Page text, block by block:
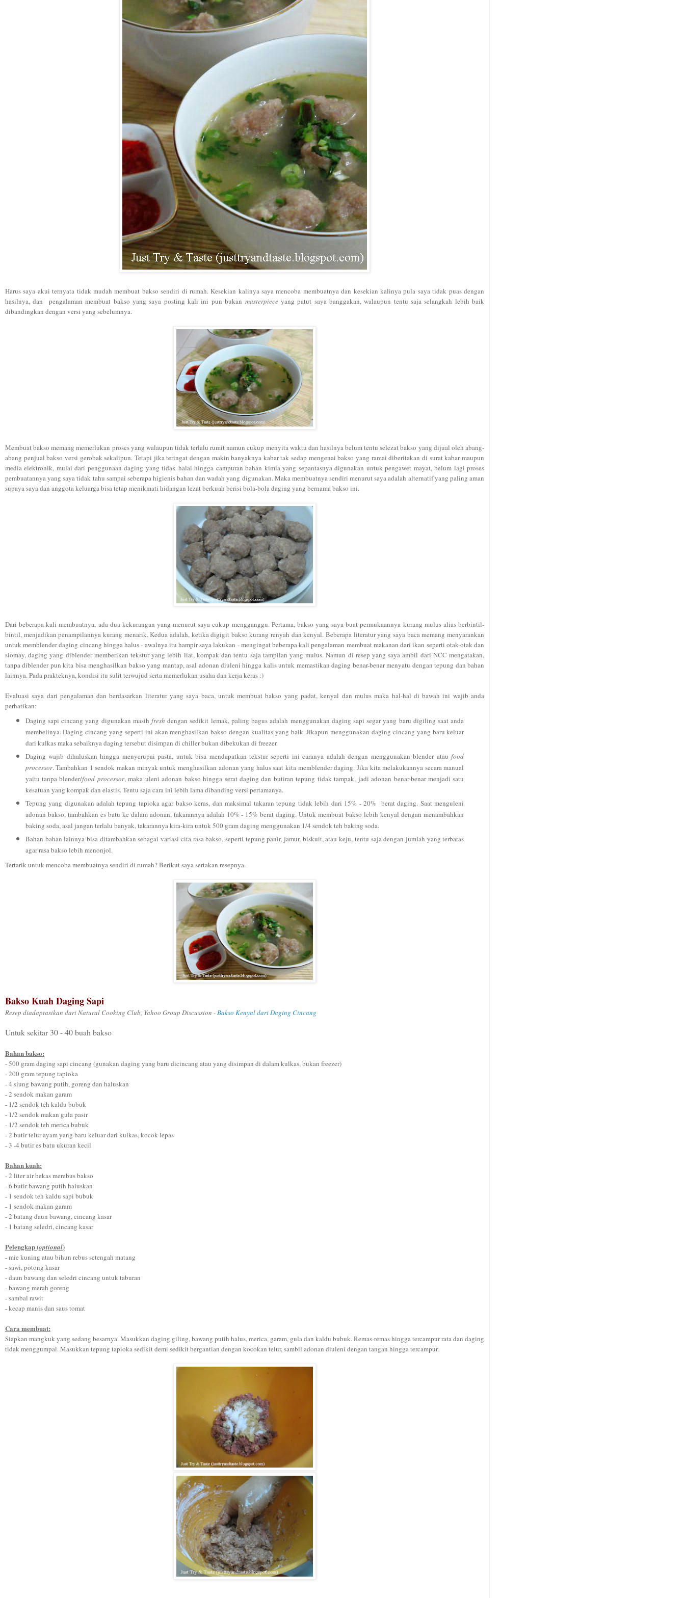
Harus saya akui ternyata tidak mudah membuat bakso sendiri di rumah. Kesekian kalinya saya mencoba membuatnya dan kesekian kalinya pula saya tidak puas dengan
hasilnya, dan pengalaman membuat bakso yang saya posting kali ini pun bukan masterpieceyang patut saya banggakan, walaupun tentu saja selangkah lebih baik
dibandingkan dengan versi yang sebelumnya.
Membuat bakso memang memerlukan proses yang walaupun tidak terlalu rumit namun cukup menyita waktu dan hasilnya belum tentu selezat bakso yang dijual oleh abang-
abang penjual bakso versi gerobak sekalipun. Tetapi jika teringat dengan makin banyaknya kabar tak sedap mengenai bakso yang ramai diberitakan di surat kabar maupun
media elektronik, mulai dari penggunaan daging yang tidak halal hingga campuran bahan kimia yang sepantasnya digunakan untuk pengawet mayat, belum lagi proses
pembuatannya yang saya tidak tahu sampai seberapa higienis bahan dan wadah yang digunakan. Maka membuatnya sendiri menurut saya adalah alternatif yang paling aman
supaya saya dan anggota keluarga bisa tetap menikmati hidangan lezat berkuah berisi bola-bola daging yang bernama bakso ini.
Dari beberapa kali membuatnya, ada dua kekurangan yang menurut saya cukup mengganggu. Pertama, bakso yang saya buat permukaannya kurang mulus alias berbintil-
bintil, menjadikan penampilannya kurang menarik. Kedua adalah, ketika digigit bakso kurang renyah dan kenyal. Beberapa literatur yang saya baca memang menyarankan
untuk memblender daging cincang hingga halus - awalnya itu hampir saya lakukan - mengingat beberapa kali pengalaman membuat makanan dari ikan seperti otak-otak dan
siomay, daging yang diblender memberikan tekstur yang lebih liat, kompak dan tentu saja tampilan yang mulus. Namun di resep yang saya ambil dari NCC mengatakan,
tanpa diblender pun kita bisa menghasilkan bakso yang mantap, asal adonan diuleni hingga kalis untuk memastikan daging benar-benar menyatu dengan tepung dan bahan
lainnya. Pada prakteknya, kondisi itu sulit terwujud serta memerlukan usaha dan kerja keras :)
Evaluasi saya dari pengalaman dan berdasarkan literatur yang saya baca, untuk membuat bakso yang padat, kenyal dan mulus maka hal-hal di bawah ini wajib anda
perhatikan:
Daging sapi cincang yang digunakan masih fresh dengan sedikit lemak, paling bagus adalah menggunakan daging sapi segar yang baru digiling saat anda
membelinya. Daging cincang yang seperti ini akan menghasilkan bakso dengan kualitas yang baik. Jikapun menggunakan daging cincang yang baru keluar
dari kulkas maka sebaiknya daging tersebut disimpan di chiller bukan dibekukan di freezer.
Daging wajib dihaluskan hingga menyerupai pasta, untuk bisa mendapatkan tekstur seperti ini caranya adalah dengan menggunakan blender ataufood
processor. Tambahkan 1 sendok makan minyak untuk menghasilkan adonan yang halus saat kita memblender daging. Jika kita melakukannya secara manual
yaitu tanpa blender/food processor, maka uleni adonan bakso hingga serat daging dan butiran tepung tidak tampak, jadi adonan benar-benar menjadi satu
kesatuan yang kompak dan elastis. Tentu saja cara ini lebih lama dibanding versi pertamanya.
Tepung yang digunakan adalah tepung tapioka agar bakso keras, dan maksimal takaran tepung tidak lebih dari 15% - 20% berat daging. Saat menguleni
adonan bakso, tambahkan es batu ke dalam adonan, takarannya adalah 10% - 15% berat daging. Untuk membuat bakso lebih kenyal dengan menambahkan
baking soda, asal jangan terlalu banyak, takarannya kira-kira untuk 500 gram daging menggunakan 1/4 sendok teh baking soda.
Bahan-bahan lainnya bisa ditambahkan sebagai variasi cita rasa bakso, seperti tepung panir, jamur, biskuit, atau keju, tentu saja dengan jumlah yang terbatas
agar rasa bakso lebih menonjol.
Tertarik untuk mencoba membuatnya sendiri di rumah? Berikut saya sertakan resepnya.
Bakso Kuah Daging Sapi
Resep diadaptasikan dariNatural Cooking Club, Yahoo Group Discussion -Bakso Kenyal dari Daging Cincang
Untuk sekitar 30 - 40 buah bakso
Bahan bakso:
- 500 gram daging sapi cincang (gunakan daging yang baru dicincang atau yang disimpan di dalam kulkas, bukan freezer)
- 200 gram tepung tapioka
- 4 siung bawang putih, goreng dan haluskan
- 2 sendok makan garam
- 1/2 sendok teh kaldu bubuk
- 1/2 sendok makan gula pasir
- 1/2 sendok teh merica bubuk
- 2 butir telur ayam yang baru keluar dari kulkas, kocok lepas
- 3 -4 butir es batu ukuran kecil
Bahan kuah:
- 2 liter air bekas merebus bakso
- 6 butir bawang putih haluskan
- 1 sendok teh kaldu sapi bubuk
- 1 sendok makan garam
- 2 batang daun bawang, cincang kasar
- 1 batang seledri, cincang kasar
Pelengkap (optional)
- mie kuning atau bihun rebus setengah matang
- sawi, potong kasar
- daun bawang dan seledri cincang untuk taburan
- bawang merah goreng
- sambal rawit
- kecap manis dan saus tomat
Cara membuat:
Siapkan mangkuk yang sedang besarnya. Masukkan daging giling, bawang putih halus, merica, garam, gula dan kaldu bubuk. Remas-remas hingga tercampur rata dan daging
tidak menggumpal. Masukkan tepung tapioka sedikit demi sedikit bergantian dengan kocokan telur, sambil adonan diuleni dengan tangan hingga tercampur.